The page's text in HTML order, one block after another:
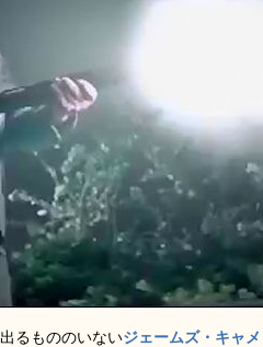
るもののいないジェームズ・キャ